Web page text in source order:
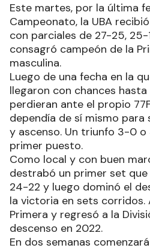
Este martes, por la última
Campeonato, la UBA
con parciales de 27-25,
consagró campeón de la
masculina.
Luego de una fecha en la
llegaron con chances hasta
perdieran ante el propio
dependía de sí mismo
y ascenso. Un triunfo 3-0 o
primer puesto.
Como local y con buen
destrabó un primer set
24-22 y luego dominó el
la victoria en sets corridos.
Primera y regresó a la
descenso en 2022.
En dos semanas